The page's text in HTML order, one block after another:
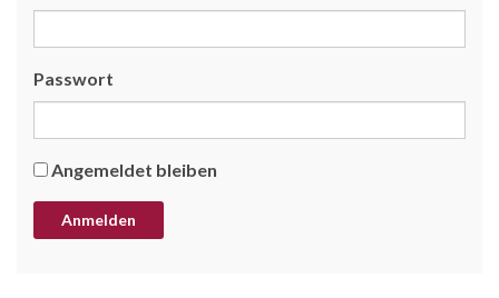
Passwort
Angemeldet bleiben